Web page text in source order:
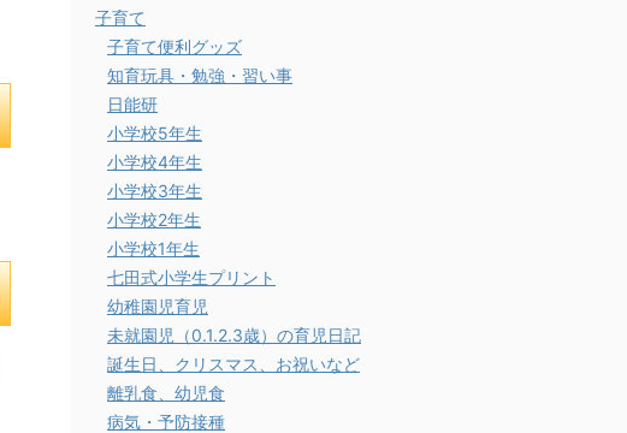
子育て
子育て便利グッズ
知育玩具・勉強・習い事
日能研
小学校5年生
小学校4年生
小学校3年生
小学校2年生
小学校1年生
七田式小学生プリント
幼稚園児育児
未就園児（0.1.2.3歳）の育児日記
誕生日、クリスマス、お祝いなど
離乳食、幼児食
病気・予防接種